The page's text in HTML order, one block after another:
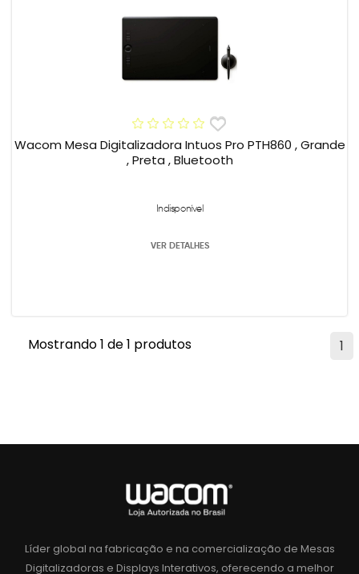
Wacom Mesa Digitalizadora Intuos Pro PTH860 , Grande
, Preta , Bluetooth
Indisponível
VER DETALHES
1
Mostrando 1 de 1 produtos
Líder global na fabricação e na comercialização de Mesas
Digitalizadoras e Displays Interativos, oferecendo a melhor